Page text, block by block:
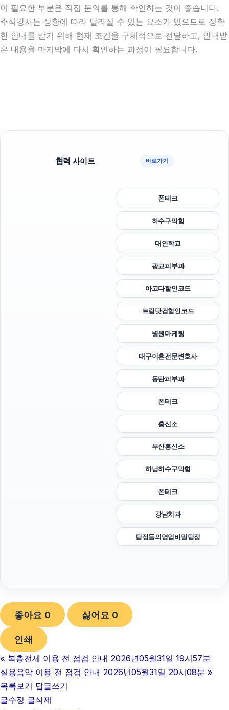
이 필요한 부분은 직접 문의를 통해 확인하는 것이 좋습니다.
주식강사는 상황에 따라 달라질 수 있는 요소가 있으므로 정확
한 안내를 받기 위해 현재 조건을 구체적으로 전달하고, 안내받
은 내용을 마지막에 다시 확인하는 과정이 필요합니다.
협력 사이트 바로가기
폰테크
하수구막힘
대안학교
광교피부과
아고다할인코드
트립닷컴할인코드
병원마케팅
대구이혼전문변호사
동탄피부과
폰테크
흥신소
부산흥신소
하남하수구막힘
폰테크
강남치과
탐정들의영업비밀탐정
좋아요 0 싫어요 0
인쇄
« 복층전세 이용 전 점검 안내 2026년05월31일 19시57분
실용음악 이용 전 점검 안내 2026년05월31일 20시08분 »
목록보기 답글쓰기
글수정 글삭제